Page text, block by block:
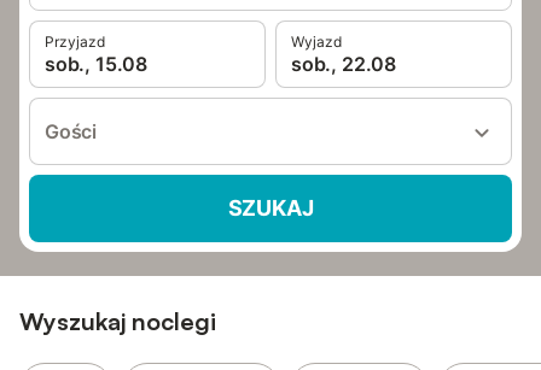
Przyjazd
sob., 15.08
Wyjazd
sob., 22.08
Gości
SZUKAJ
Wyszukaj noclegi